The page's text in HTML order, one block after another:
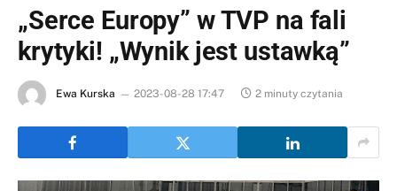
„Serce Europy” w TVP na fali
krytyki! „Wynik jest ustawką”
Ewa Kurska 2023-08-28 17:47 2 minuty czytania